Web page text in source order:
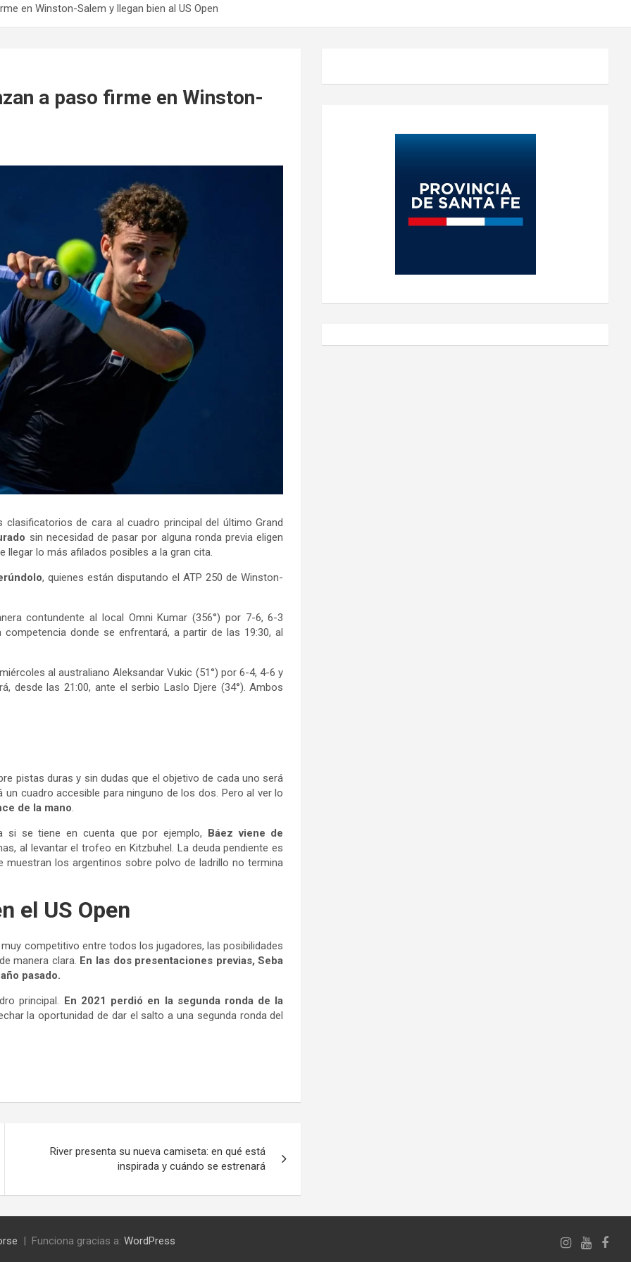
en Winston-Salem y llegan bien al US Open
a paso firme en Winston-
de cara al cuadro principal del último Grand
sin necesidad de pasar por alguna ronda previa eligen
lo más afilados posibles a la gran cita.
, quienes están disputando el ATP 250 de Winston-
contundente al local Omni Kumar (356°) por 7-6, 6-3
donde se enfrentará, a partir de las 19:30, al
al australiano Aleksandar Vukic (51°) por 6-4, 4-6 y
desde las 21:00, ante el serbio Laslo Djere (34°). Ambos
pistas duras y sin dudas que el objetivo de cada uno será
cuadro accesible para ninguno de los dos. Pero al ver lo
de la mano.
si se tiene en cuenta que por ejemplo, Báez viene de
al levantar el trofeo en Kitzbuhel. La deuda pendiente es
los argentinos sobre polvo de ladrillo no termina
el US Open
competitivo entre todos los jugadores, las posibilidades
manera clara. En las dos presentaciones previas, Seba
pasado.
principal. En 2021 perdió en la segunda ronda de la
la oportunidad de dar el salto a una segunda ronda del
River presenta su nueva camiseta: en qué está
inspirada y cuándo se estrenará
Funciona gracias a: WordPress